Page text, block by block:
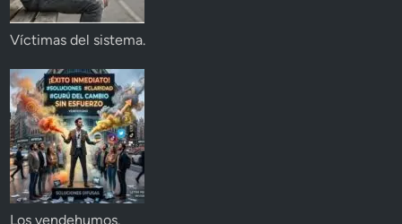
Víctimas del sistema.
Los vendehumos.